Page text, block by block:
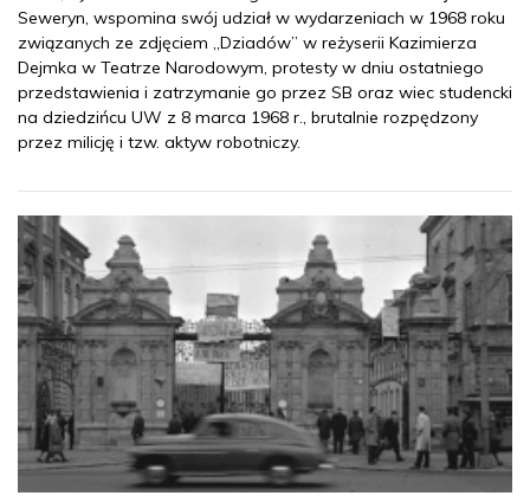
Seweryn, wspomina swój udział w wydarzeniach w 1968 roku
związanych ze zdjęciem „Dziadów” w reżyserii Kazimierza
Dejmka w Teatrze Narodowym, protesty w dniu ostatniego
przedstawienia i zatrzymanie go przez SB oraz wiec studencki
na dziedzińcu UW z 8 marca 1968 r., brutalnie rozpędzony
przez milicję i tzw. aktyw robotniczy.